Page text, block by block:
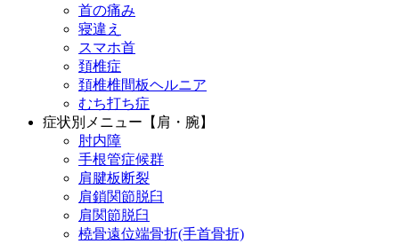
首の痛み
寝違え
スマホ首
頚椎症
頚椎椎間板ヘルニア
むち打ち症
症状別メニュー【肩・腕】
肘内障
手根管症候群
肩腱板断裂
肩鎖関節脱臼
肩関節脱臼
橈骨遠位端骨折(手首骨折)